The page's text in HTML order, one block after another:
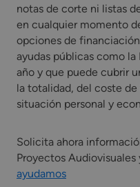
notas de corte ni listas
en cualquier momento
opciones de
ayudas públicas como
año y que puede cubrir
la totalidad, del coste
situación personal y
Solicita ahora
Proyectos
ayudamos